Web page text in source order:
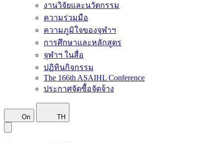
งานวิจัยและนวัตกรรม
ความร่วมมือ
ความภูมิใจของจุฬาฯ
การศึกษาและหลักสูตร
จุฬาฯ ในสื่อ
ปฏิทินกิจกรรม
The 166th ASAIHL Conference
ประกาศจัดซื้อจัดจ้าง
On TH